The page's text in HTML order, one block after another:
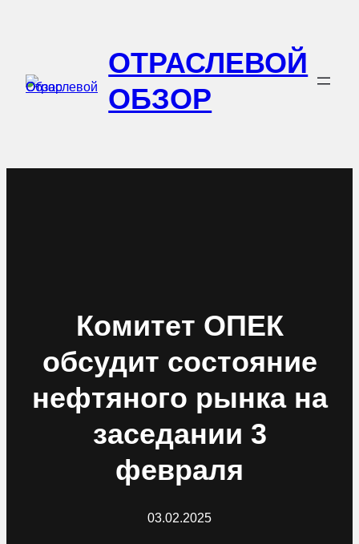
ОТРАСЛЕВОЙ
ОБЗОР
Комитет ОПЕК
обсудит состояние
нефтяного рынка на
заседании 3
февраля
03.02.2025